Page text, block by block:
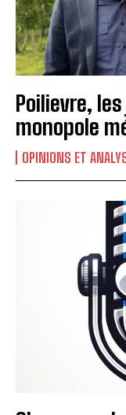
Poilievre,
monopole
OPINIONS ET